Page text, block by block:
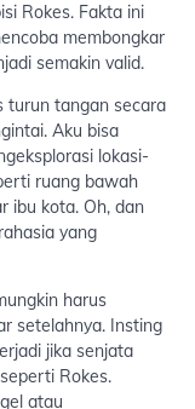
Rokes. Fakta ini
membongkar
semakin valid.
turun tangan secara
Aku bisa
lokasi-
ruang bawah
ibu kota. Oh, dan
yang
harus
setelahnya. Insting
jika senjata
seperti Rokes.
atau